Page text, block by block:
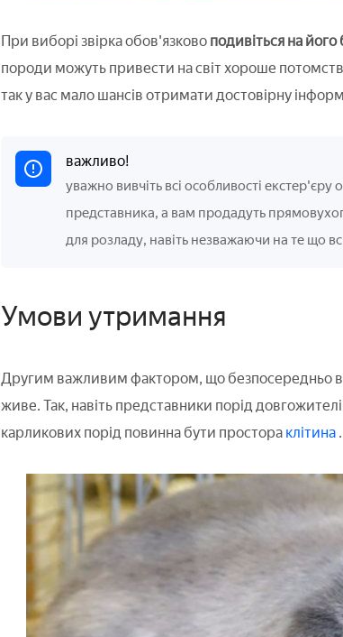
При виборі звірка обов'язково подивіться на його
породи можуть привести на світ хороше
так у вас мало шансів отримати достовірну
важливо!
уважно вивчіть всі особливості
представника, а вам продадуть
для розладу, навіть незважаючи на те що
Умови утримання
Другим важливим фактором, що безпосередньо
живе. Так, навіть представники порід
карликових порід повинна бути простораклітина .